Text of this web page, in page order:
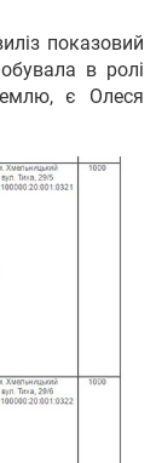
показовий
в ролі
є Олеся